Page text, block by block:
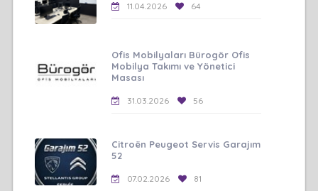
11.04.2026 64
Ofis Mobilyaları Bürogör Ofis
Mobilya Takımı ve Yönetici
Masası
31.03.2026 56
Citroën Peugeot Servis Garajım
52
07.02.2026 81